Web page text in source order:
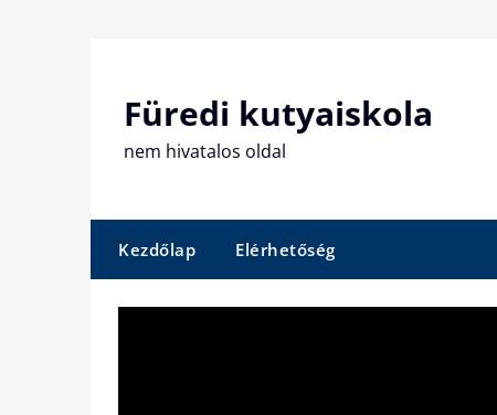
Füredi kutyaiskola
nem hivatalos oldal
Kezdőlap Elérhetőség